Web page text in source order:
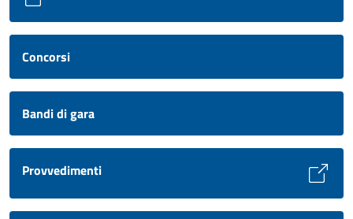
Concorsi
Bandi di gara
Provvedimenti